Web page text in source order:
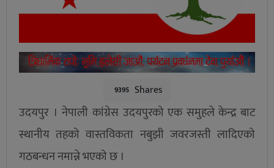
9395 Shares
उदयपुर । नेपाली कांग्रेस उदयपुरको एक समुहले केन्द्र बाट
स्थानीय तहको वास्तविकता नबुझी जवरजस्ती लादिएको
गठबन्धन नमान्ने भएको छ ।